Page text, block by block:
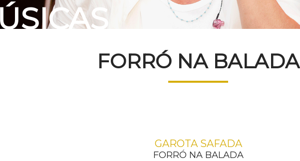
FORRÓ NA BALADA
GAROTA SAFADA
FORRÓ NA BALADA